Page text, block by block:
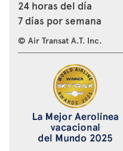
24 horas del día
7 días por semana
© Air Transat A.T. Inc.